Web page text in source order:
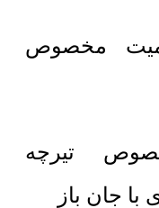
مخصوص
تیرچه
جان باز